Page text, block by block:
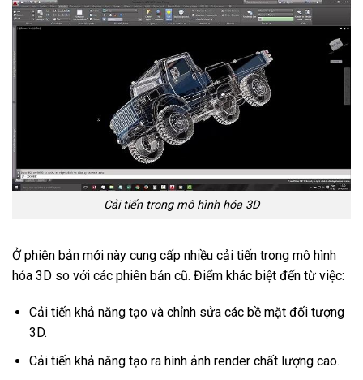
Cải tiến trong mô hình hóa 3D
Ở phiên bản mới này cung cấp nhiều cải tiến trong mô hình
hóa 3D so với các phiên bản cũ. Điểm khác biệt đến từ việc:
Cải tiến khả năng tạo và chỉnh sửa các bề mặt đối tượng
3D.
Cải tiến khả năng tạo ra hình ảnh render chất lượng cao.